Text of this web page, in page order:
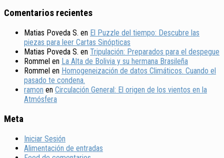
Comentarios recientes
Matias Poveda S. en El Puzzle del tiempo: Descubre las
piezas para leer Cartas Sinópticas
Matias Poveda S. en Tripulación: Preparados para el despegue
Rommel en La Alta de Bolivia y su hermana Brasileña
Rommel en Homogeneización de datos Climáticos. Cuando el
pasado te condena.
ramon en Circulación General: El origen de los vientos en la
Atmósfera
Meta
Iniciar Sesión
Alimentación de entradas